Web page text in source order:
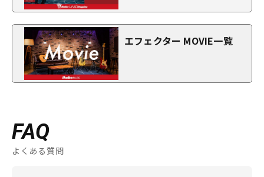
エフェクター MOVIE一覧
FAQ
よくある質問